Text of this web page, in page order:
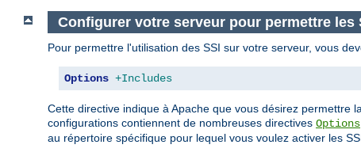
Configurer votre serveur pour permettre les
Pour permettre l'utilisation des SSI sur votre serveur, vous
Options +Includes
Cette directive indique à Apache que vous désirez permettre
configurations contiennent de nombreuses directives Options
au répertoire spécifique pour lequel vous voulez activer les